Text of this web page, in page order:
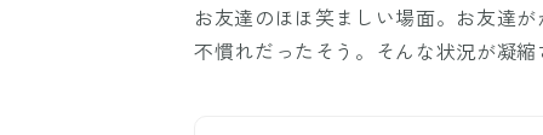
お友達のほほ笑ましい場面。お友達
不慣れだったそう。そんな状況が凝